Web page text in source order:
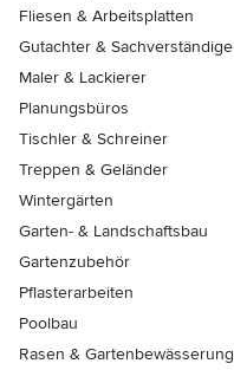
Fliesen & Arbeitsplatten
Gutachter & Sachverständige
Maler & Lackierer
Planungsbüros
Tischler & Schreiner
Treppen & Geländer
Wintergärten
Garten- & Landschaftsbau
Gartenzubehör
Pflasterarbeiten
Poolbau
Rasen & Gartenbewässerung